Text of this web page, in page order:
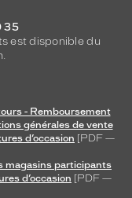
35
est disponible du
- Remboursement
générales de vente
d’occasion [PDF —
magasins participants
d’occasion [PDF —